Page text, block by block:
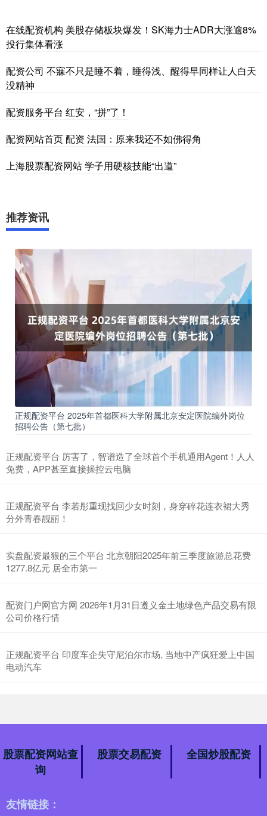
在线配资机构 美股存储板块爆发！SK海力士ADR大涨逾8%
投行集体看涨
配资公司 不寐不只是睡不着，睡得浅、醒得早同样让人白天
没精神
配资服务平台 红安，“拼”了！
配资网站首页 配资 法国：原来我还不如佛得角
上海股票配资网站 学子用硬核技能“出道”
推荐资讯
正规配资平台 2025年首都医科大学附属北京安定医院编外岗位
招聘公告（第七批）
正规配资平台 厉害了，智谱造了全球首个手机通用Agent！人人
免费，APP甚至直接操控云电脑
正规配资平台 李若彤重现找回少女时刻，身穿碎花连衣裙大秀
分外青春靓丽！
实盘配资最狠的三个平台 北京朝阳2025年前三季度旅游总花费
1277.8亿元 居全市第一
配资门户网官方网 2026年1月31日遵义金土地绿色产品交易有限
公司价格行情
正规配资平台 印度车企失守尼泊尔市场, 当地中产疯狂爱上中国
电动汽车
股票配资网站查
询
股票交易配资 全国炒股配资
友情链接：